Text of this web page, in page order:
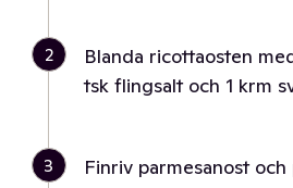
2
Blanda ricottaosten
tsk flingsalt och 1 krm
3 Finriv parmesanost och